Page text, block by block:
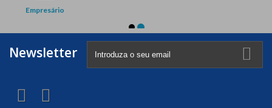
Newsletter